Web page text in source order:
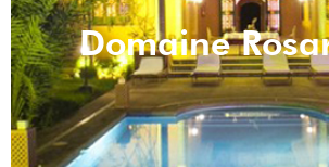
Domaine